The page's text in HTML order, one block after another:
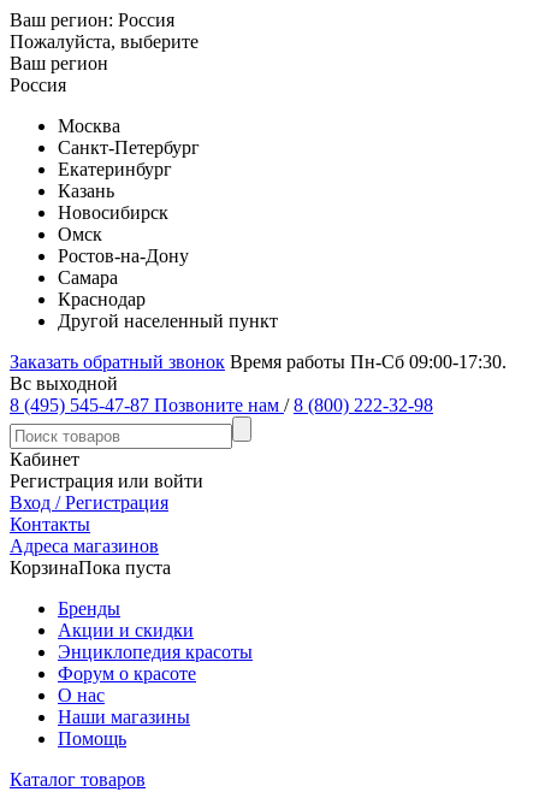
Ваш регион: Россия
Пожалуйста, выберите
Ваш регион
Россия
Москва
Санкт-Петербург
Екатеринбург
Казань
Новосибирск
Омск
Ростов-на-Дону
Самара
Краснодар
Другой населенный пункт
Заказать обратный звонок Время работы Пн-Сб 09:00-17:30.
Вс выходной
8 (495) 545-47-87 Позвоните нам / 8 (800) 222-32-98
Кабинет
Регистрация или войти
Вход / Регистрация
Контакты
Адреса магазинов
КорзинаПока пуста
Бренды
Акции и скидки
Энциклопедия красоты
Форум о красоте
О нас
Наши магазины
Помощь
Каталог товаров